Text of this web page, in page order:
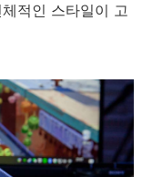
적인 스타일이 고